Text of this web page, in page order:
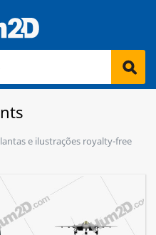
e ilustrações royalty-free